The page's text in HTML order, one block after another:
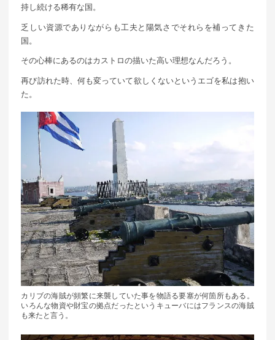
持し続ける稀有な国。
乏しい資源でありながらも工夫と陽気さでそれらを補ってきた
国。
その心棒にあるのはカストロの描いた高い理想なんだろう。
再び訪れた時、何も変っていて欲しくないというエゴを私は抱い
た。
カリブの海賊が頻繁に来襲していた事を物語る要塞が何箇所もある。
いろんな物資や財宝の拠点だったというキューバにはフランスの海賊
も来たと言う。